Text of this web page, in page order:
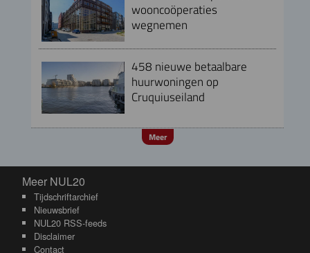
wooncoöperaties
wegnemen
458 nieuwe betaalbare
huurwoningen op
Cruquiuseiland
Meer
Meer NUL20
Meer NUL20
Tijdschriftarchief
Nieuwsbrief
NUL20 RSS-feeds
Disclaimer
Contact